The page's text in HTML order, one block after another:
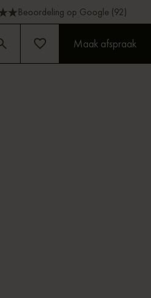
Beoordeling op Google (92)
Maak afspraak